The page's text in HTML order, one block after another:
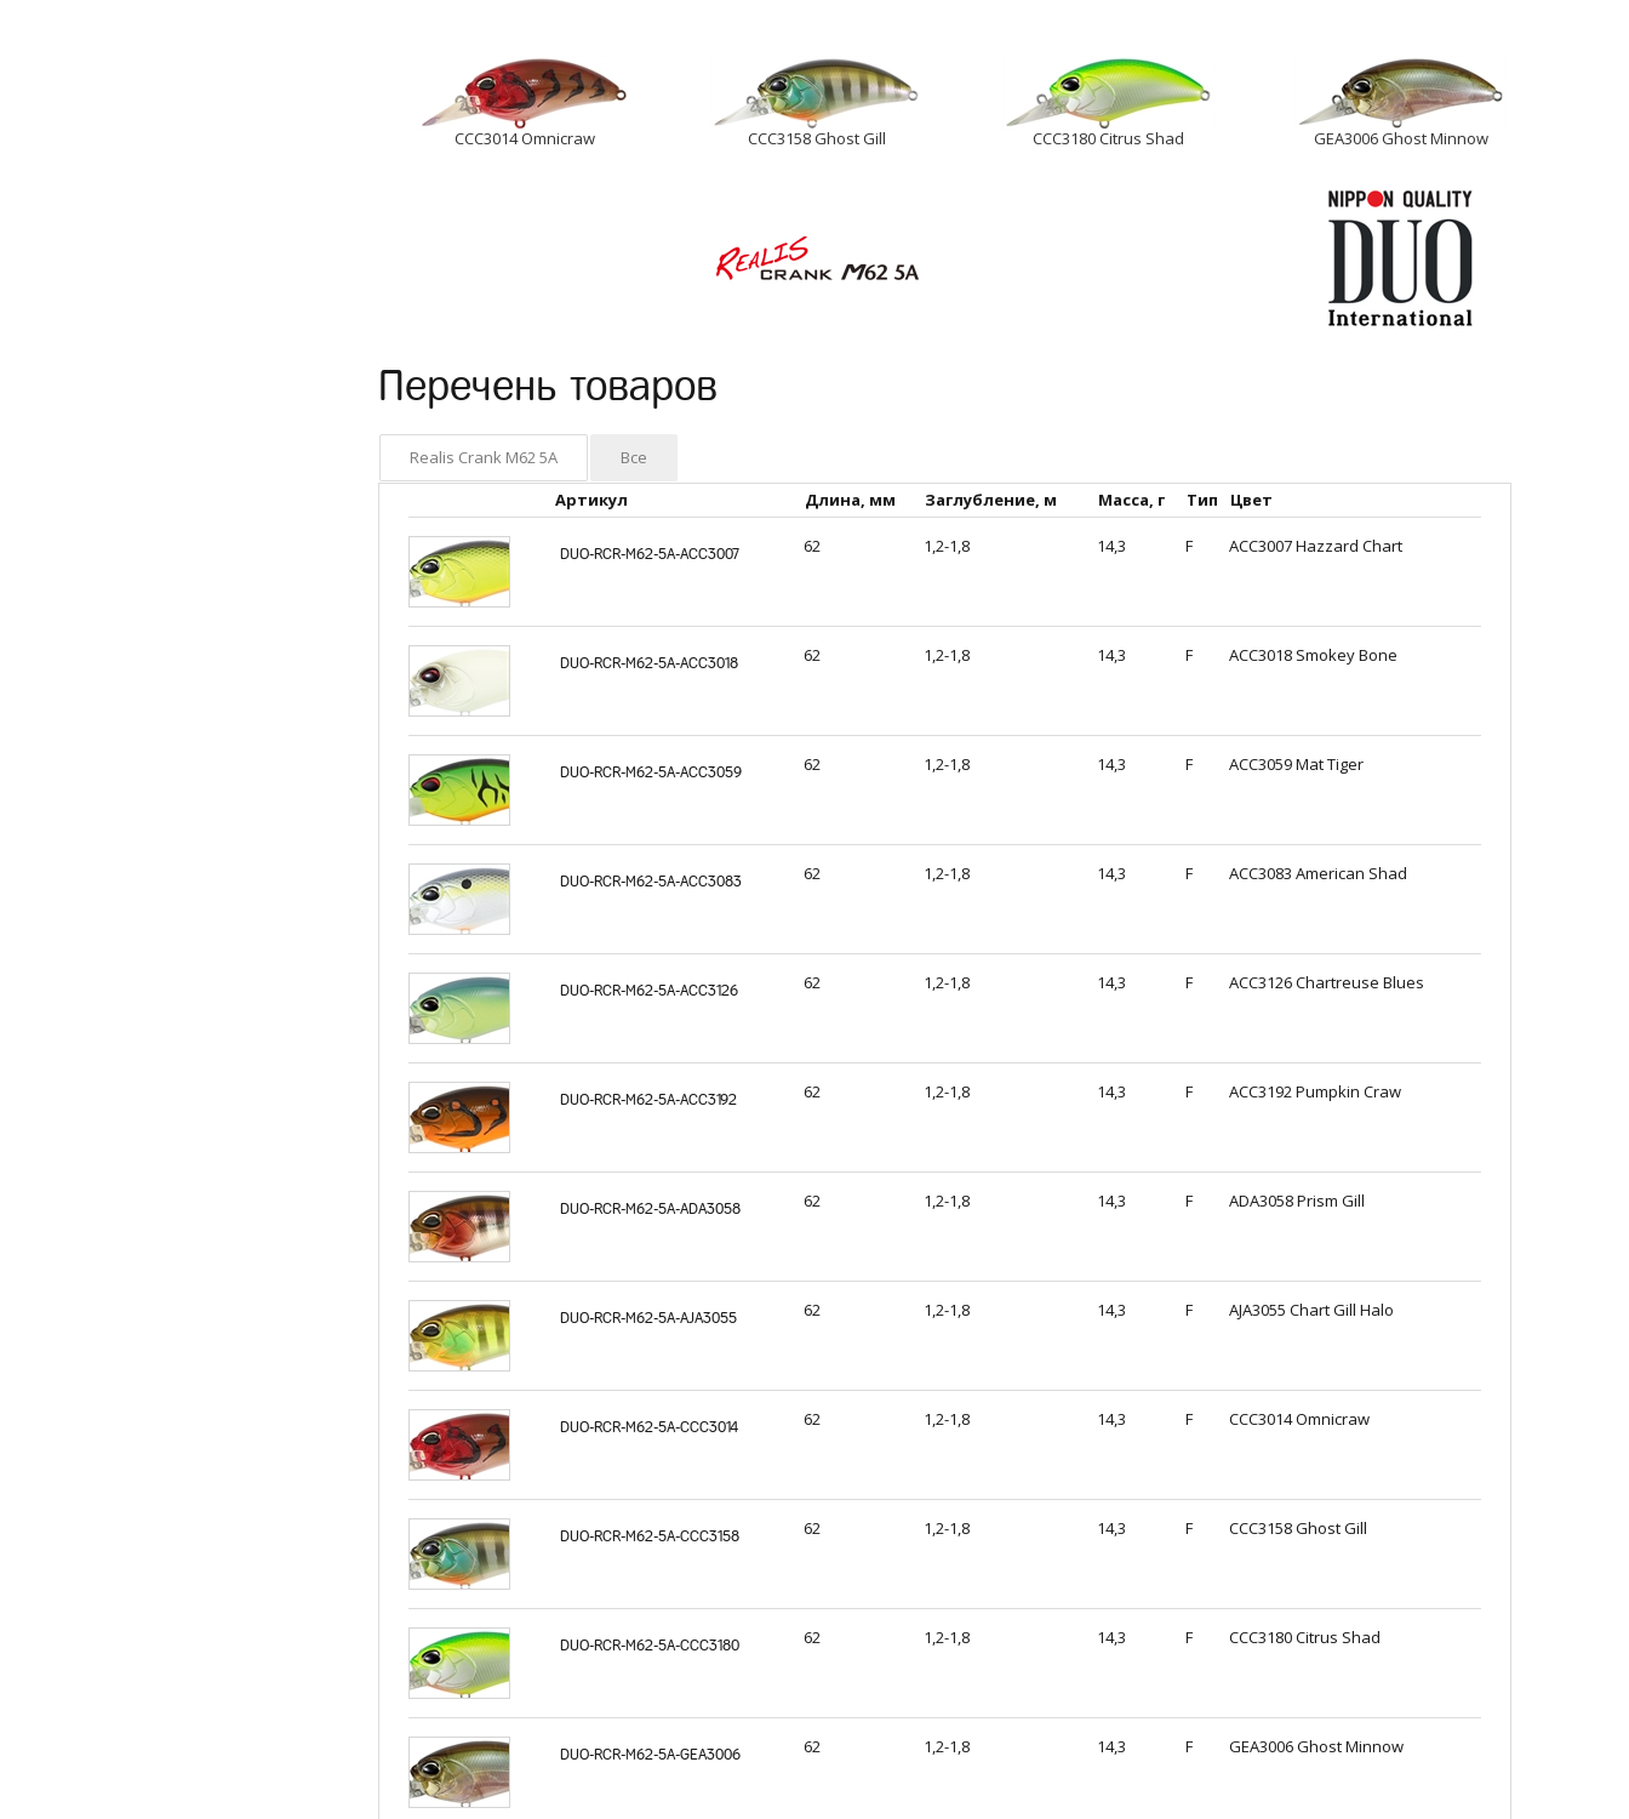
CCC3014 Omnicraw CCC3158 Ghost Gill CCC3180 Citrus Shad GEA3006 Ghost Minnow
Перечень товаров
Realis Crank M62 5A
Все
Артикул
Длина, мм Заглубление, м Масса, г Тип Цвет
DUO-RCR-M62-5A-ACC3007 62 1,2-1,8 14,3 F ACC3007 Hazzard Chart
DUO-RCR-M62-5A-ACC3018 62 1,2-1,8 14,3 F ACC3018 Smokey Bone
DUO-RCR-M62-5A-ACC3059 62 1,2-1,8 14,3 F ACC3059 Mat Tiger
DUO-RCR-M62-5A-ACC3083 62 1,2-1,8 14,3 F ACC3083 American Shad
DUO-RCR-M62-5A-ACC3126 62 1,2-1,8 14,3 F ACC3126 Chartreuse Blues
DUO-RCR-M62-5A-ACC3192 62 1,2-1,8 14,3 F ACC3192 Pumpkin Craw
DUO-RCR-M62-5A-ADA3058 62 1,2-1,8 14,3 F ADA3058 Prism Gill
DUO-RCR-M62-5A-AJA3055 62 1,2-1,8 14,3 F AJA3055 Chart Gill Halo
DUO-RCR-M62-5A-CCC3014 62 1,2-1,8 14,3 F CCC3014 Omnicraw
DUO-RCR-M62-5A-CCC3158 62 1,2-1,8 14,3 F CCC3158 Ghost Gill
DUO-RCR-M62-5A-CCC3180 62 1,2-1,8 14,3 F CCC3180 Citrus Shad
DUO-RCR-M62-5A-GEA3006 62 1,2-1,8 14,3 F GEA3006 Ghost Minnow